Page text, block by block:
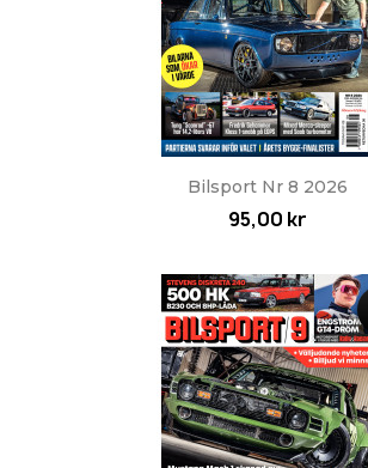
Bilsport Nr 8 2026
95,00 kr